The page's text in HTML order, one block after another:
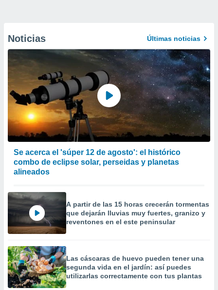
Noticias Últimas noticias
Se acerca el 'súper 12 de agosto': el histórico
combo de eclipse solar, perseidas y planetas
alineados
A partir de las 15 horas crecerán tormentas
que dejarán lluvias muy fuertes, granizo y
reventones en el este peninsular
Las cáscaras de huevo pueden tener una
segunda vida en el jardín: así puedes
utilizarlas correctamente con tus plantas